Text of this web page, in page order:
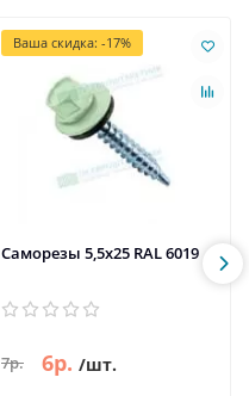
Ваша скидка: -17%
Саморезы 5,5х25 RAL 6019
7р. 6р. /шт.